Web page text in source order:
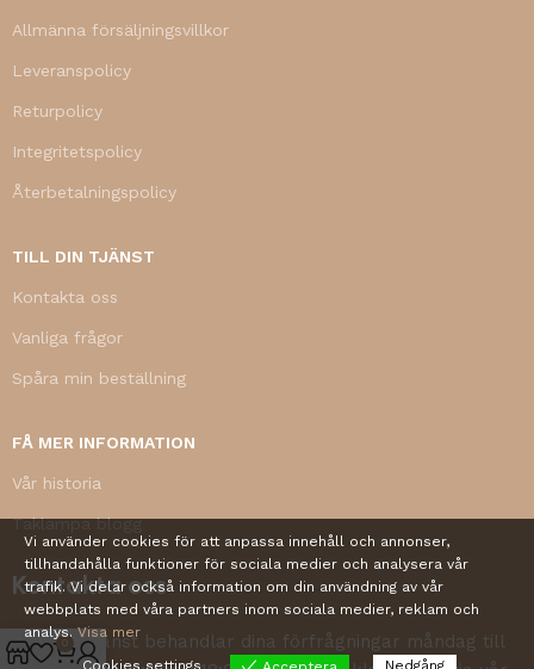
Allmänna försäljningsvillkor
Leveranspolicy
Returpolicy
Integritetspolicy
Återbetalningspolicy
TILL DIN TJÄNST
Kontakta oss
Vanliga frågor
Spåra min beställning
FÅ MER INFORMATION
Vår historia
Taklampa blogg
Kontakta oss
Vår kundtjänst behandlar dina förfrågningar måndag till
Vi använder cookies för att anpassa innehåll och annonser,
tillhandahålla funktioner för sociala medier och analysera vår
trafik. Vi delar också information om din användning av vår
webbplats med våra partners inom sociala medier, reklam och
analys.Visa mer
Cookies settings
Nedgång
0